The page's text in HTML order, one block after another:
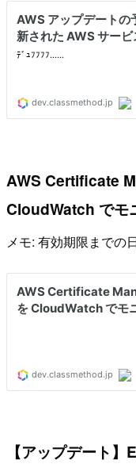
AWS Certificate
CloudWatch でモ
メモ: 有効期限までの
【アップデート